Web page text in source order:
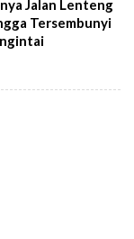
Jalan Lenteng
Tersembunyi